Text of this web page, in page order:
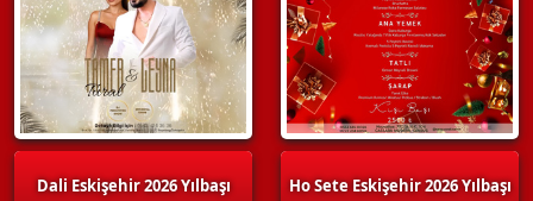
Dali Eskişehir 2026 Yılbaşı Ho Sete Eskişehir 2026 Yılbaşı